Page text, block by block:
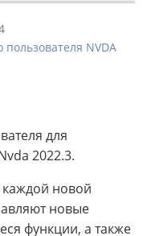
пользователя NVDA
для
2022.3.
каждой новой
новые
функции, а также